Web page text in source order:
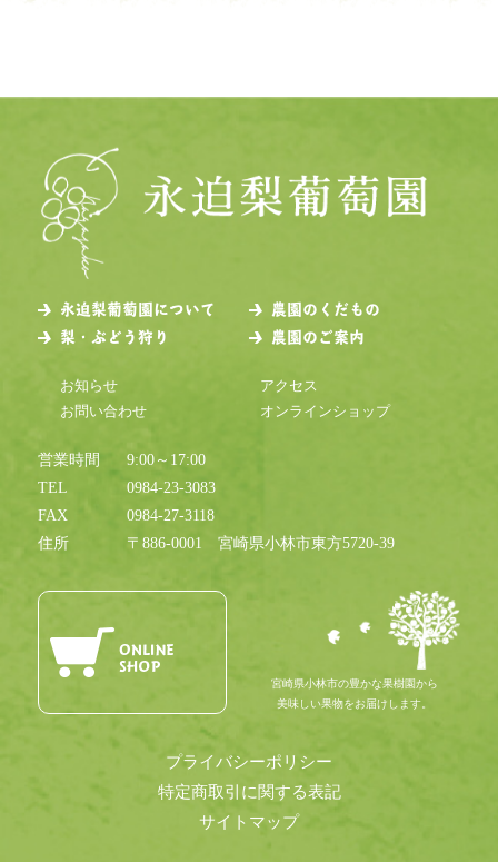
永迫梨葡萄園について
農園のくだもの
梨・ぶどう狩り
農園のご案内
お知らせ
アクセス
お問い合わせ
オンラインショップ
営業時間
9:00～17:00
TEL
0984-23-3083
FAX
0984-27-3118
住所
〒886-0001 宮崎県小林市東方5720-39
宮崎県小林市の豊かな果樹園から
美味しい果物をお届けします。
プライバシーポリシー
特定商取引に関する表記
サイトマップ